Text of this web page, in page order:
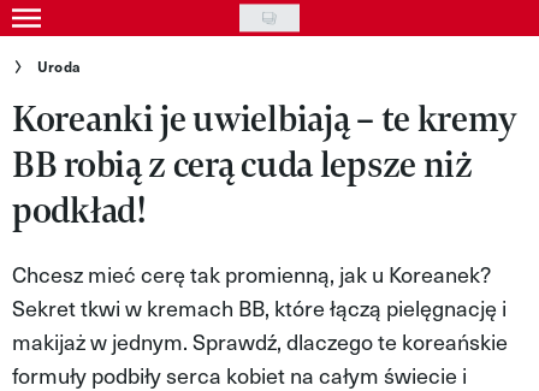
Skip
to
content
Gwiazdy
Ludzie
Moda
Uroda
Styl życia
Kultura
Wideo
Uroda
Koreanki je uwielbiają – te kremy
BB robią z cerą cuda lepsze niż
podkład!
Chcesz mieć cerę tak promienną, jak u Koreanek?
Sekret tkwi w kremach BB, które łączą pielęgnację i
makijaż w jednym. Sprawdź, dlaczego te koreańskie
formuły podbiły serca kobiet na całym świecie i